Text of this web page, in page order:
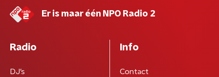
Er is maar één NPO Radio 2
Radio
DJ’s
Info
Contact